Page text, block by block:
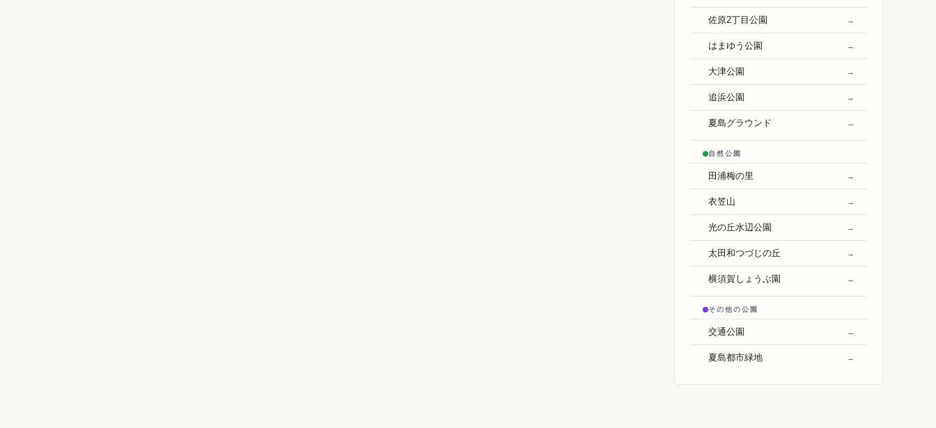
佐原2丁目公園 →
はまゆう公園 →
大津公園 →
追浜公園 →
夏島グラウンド →
自然公園
田浦梅の里 →
衣笠山 →
光の丘水辺公園 →
太田和つづじの丘 →
横須賀しょうぶ園 →
その他の公園
交通公園 →
夏島都市緑地 →